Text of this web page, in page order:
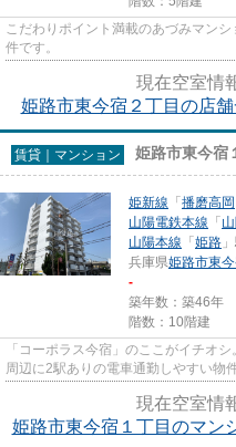
こだわりポイント満載のあづみマン
件です。
現在空室情
姫路市東今宿２丁目の店
賃貸｜マンション 姫路市東今宿
姫新線 「播磨高岡
山陽電鉄本線 「
山陽本線 「姫路
兵庫県姫路市東
-
築年数：築46年
階数：10階建
「コーポラス今宿」のここがイチオ
周辺に2駅ありの電車通勤しやすい物
す。当社スタッフが地域の賃貸...
現在空室情
姫路市東今宿１丁目のマン